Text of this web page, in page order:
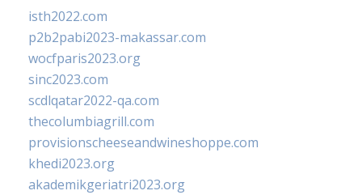
isth2022.com
p2b2pabi2023-makassar.com
wocfparis2023.org
sinc2023.com
scdlqatar2022-qa.com
thecolumbiagrill.com
provisionscheeseandwineshoppe.com
khedi2023.org
akademikgeriatri2023.org